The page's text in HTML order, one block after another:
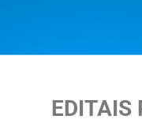
EDITAIS